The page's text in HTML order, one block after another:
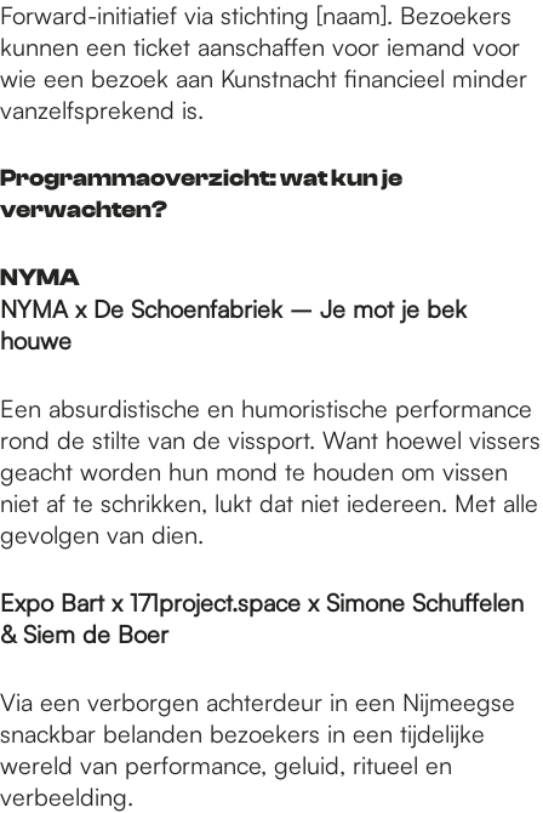
Forward-initiatief via stichting [naam]. Bezoekers
kunnen een ticket aanschaffen voor iemand voor
wie een bezoek aan Kunstnacht financieel minder
vanzelfsprekend is.
Programmaoverzicht: wat kun je
verwachten?
NYMA
NYMA x De Schoenfabriek – Je mot je bek
houwe
Een absurdistische en humoristische performance
rond de stilte van de vissport. Want hoewel vissers
geacht worden hun mond te houden om vissen
niet af te schrikken, lukt dat niet iedereen. Met alle
gevolgen van dien.
Expo Bart x 171project.space x Simone Schuffelen
& Siem de Boer
Via een verborgen achterdeur in een Nijmeegse
snackbar belanden bezoekers in een tijdelijke
wereld van performance, geluid, ritueel en
verbeelding.